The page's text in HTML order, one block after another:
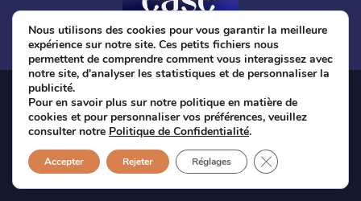
L'application
Nous utilisons des cookies pour vous garantir la meilleure
expérience sur notre site. Ces petits fichiers nous
permettent de comprendre comment vous interagissez avec
notre site, d'analyser les statistiques et de personnaliser la
publicité.
Pour en savoir plus sur notre politique en matière de
cookies et pour personnaliser vos préférences, veuillez
consulter notre Politique de Confidentialité.
Accepter Rejeter Réglages Fermer la